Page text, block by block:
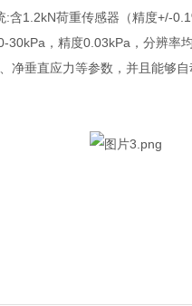
1.2kN荷重传感器（精度+/-
30kPa，精度0.03kPa，分辨
净垂直应力等参数，并且能够